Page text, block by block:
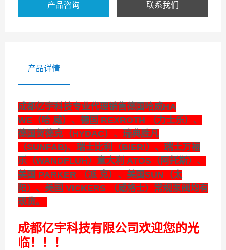
产品咨询 联系我们
产品详情
成都亿宇科技专业代理销售德国哈威HA
WE（哈 威）、德国 REXROTH （力士乐）、
德国贺德克（HYDAC）、瑞典胜凡
（SUNFAB)、瑞士比利（BIERI）、瑞士万福
乐（WANDFLUH）意大利 ATOS（阿托斯）、
美国 PARKER （派 克）、美国SUN（太
阳）、美国 VICKERS （威格士）常规泵阀均有
现货。
成都亿宇科技有限公司欢迎您的光
临！！！